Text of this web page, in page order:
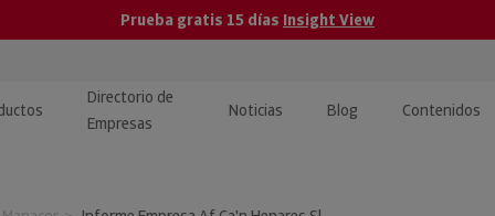
Prueba gratis 15 días Insight View
Directorio de
Empresas
Noticias Blog Contenidos